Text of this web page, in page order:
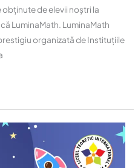
de elevii noștri la
LuminaMath. LuminaMath
organizată de Instituțiile